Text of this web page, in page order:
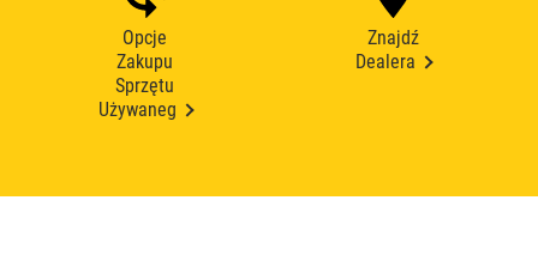
Opcje
Zakupu
Sprzętu
Używaneg
Znajdź
Dealera